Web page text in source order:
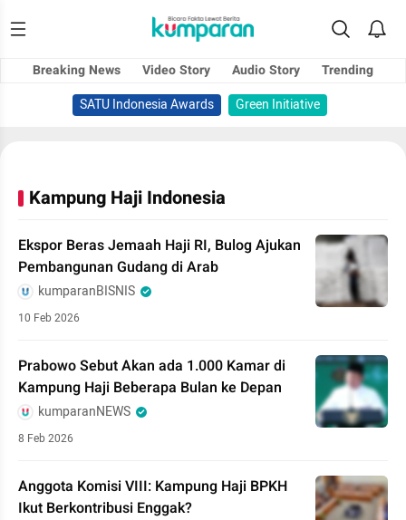
Breaking News Video Story Audio Story
Trending
SATU Indonesia Awards
Green Initiative
Kampung Haji Indonesia
Ekspor Beras Jemaah Haji RI, Bulog Ajukan
Pembangunan Gudang di Arab
kumparanBISNIS
10 Feb 2026
Prabowo Sebut Akan ada 1.000 Kamar di
Kampung Haji Beberapa Bulan ke Depan
kumparanNEWS
8 Feb 2026
Anggota Komisi VIII: Kampung Haji BPKH
Ikut Berkontribusi Enggak?